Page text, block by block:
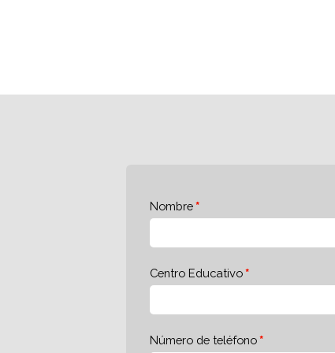
Nombre
Centro Educativo
Número de teléfono